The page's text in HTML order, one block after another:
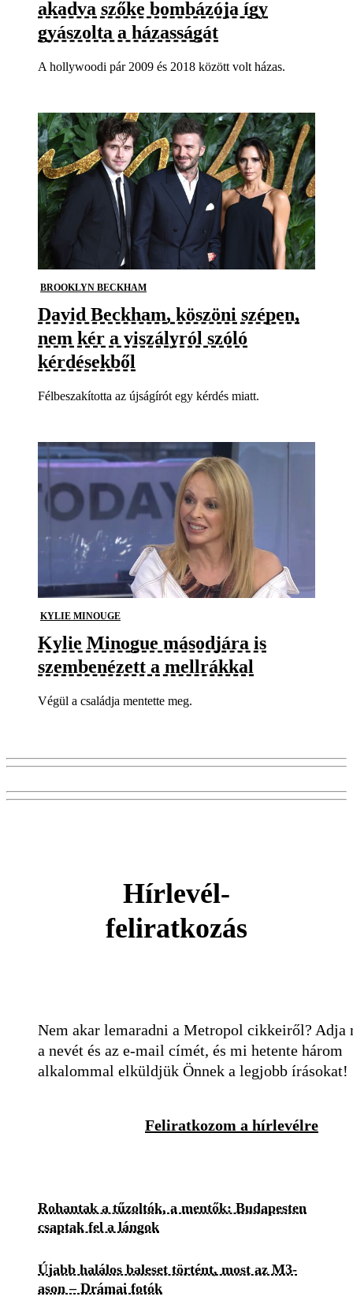
akadva szőke bombázója így
gyászolta a házasságát
A hollywoodi pár 2009 és 2018 között volt házas.
BROOKLYN BECKHAM
David Beckham, köszöni szépen,
nem kér a viszályról szóló
kérdésekből
Félbeszakította az újságírót egy kérdés miatt.
KYLIE MINOUGE
Kylie Minogue másodjára is
szembenézett a mellrákkal
Végül a családja mentette meg.
Hírlevél-
feliratkozás
Nem akar lemaradni a Metropol cikkeiről? Adja
a nevét és az e-mail címét, és mi hetente három
alkalommal elküldjük Önnek a legjobb írásokat!
Feliratkozom a hírlevélre
Rohantak a tűzoltók, a mentők: Budapesten
csaptak fel a lángok
Újabb halálos baleset történt, most az M3-
ason – Drámai fotók